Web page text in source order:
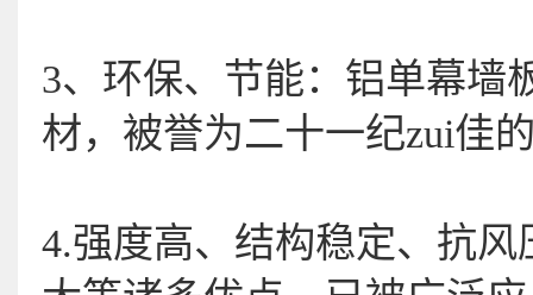
3、环保、节能：铝单幕墙
材，被誉为二十一纪zui佳
4.强度高、结构稳定、抗